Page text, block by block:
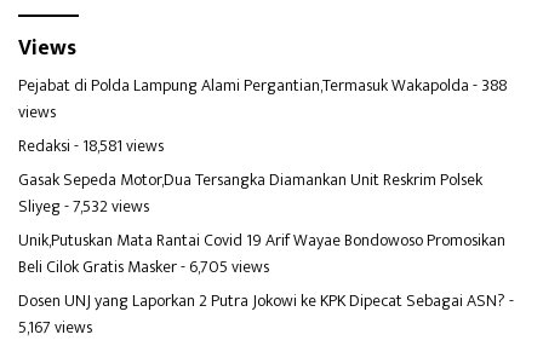
Views
Pejabat di Polda Lampung Alami Pergantian,Termasuk Wakapolda- 388
views
Redaksi- 18,581 views
Gasak Sepeda Motor,Dua Tersangka Diamankan Unit Reskrim Polsek
Sliyeg- 7,532 views
Unik,Putuskan Mata Rantai Covid 19 Arif Wayae Bondowoso Promosikan
Beli Cilok Gratis Masker- 6,705 views
Dosen UNJ yang Laporkan 2 Putra Jokowi ke KPK Dipecat Sebagai ASN?-
5,167 views